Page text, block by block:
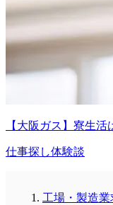
【大阪ガス】寮生
仕事探し体験談
工場・製造業